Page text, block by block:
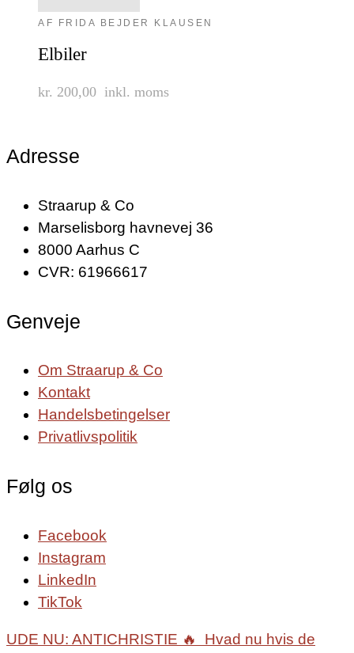
AF FRIDA BEJDER KLAUSEN
Elbiler
kr. 200,00 inkl. moms
Adresse
Straarup & Co
Marselisborg havnevej 36
8000 Aarhus C
CVR: 61966617
Genveje
Om Straarup & Co
Kontakt
Handelsbetingelser
Privatlivspolitik
Følg os
Facebook
Instagram
LinkedIn
TikTok
UDE NU: ANTICHRISTIE 🔥⁠ ⁠ Hvad nu hvis de